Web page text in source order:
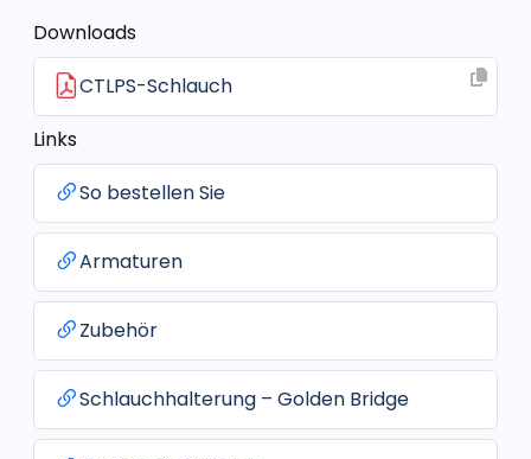
Downloads
CTLPS-Schlauch
Links
So bestellen Sie
Armaturen
Zubehör
Schlauchhalterung – Golden Bridge